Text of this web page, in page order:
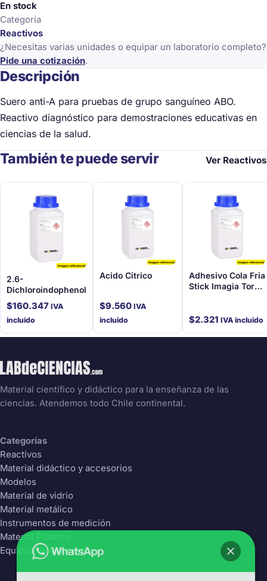
En stock
Categoría
Reactivos
¿Necesitas varias unidades o equipar un laboratorio completo?
Pide una cotización.
Descripción
Suero anti-A para pruebas de grupo sanguíneo ABO.
Reactivo diagnóstico para demostraciones educativas en
ciencias de la salud.
También te puede servir Ver Reactivos
2.6-
Dichloroindophenol
$160.347 IVA
incluido
Acido Citrico
$9.560 IVA
incluido
Adhesivo Cola Fria
Stick Imagia Torre
$2.321 IVA incluido
Material científico y didáctico para la enseñanza de las
ciencias. Atendemos todo Chile continental.
Categorías
Reactivos
Material didáctico y accesorios
Modelos
Material de vidrio
Material metálico
Instrumentos de medición
Material Plástico
Equipos de laboratorio